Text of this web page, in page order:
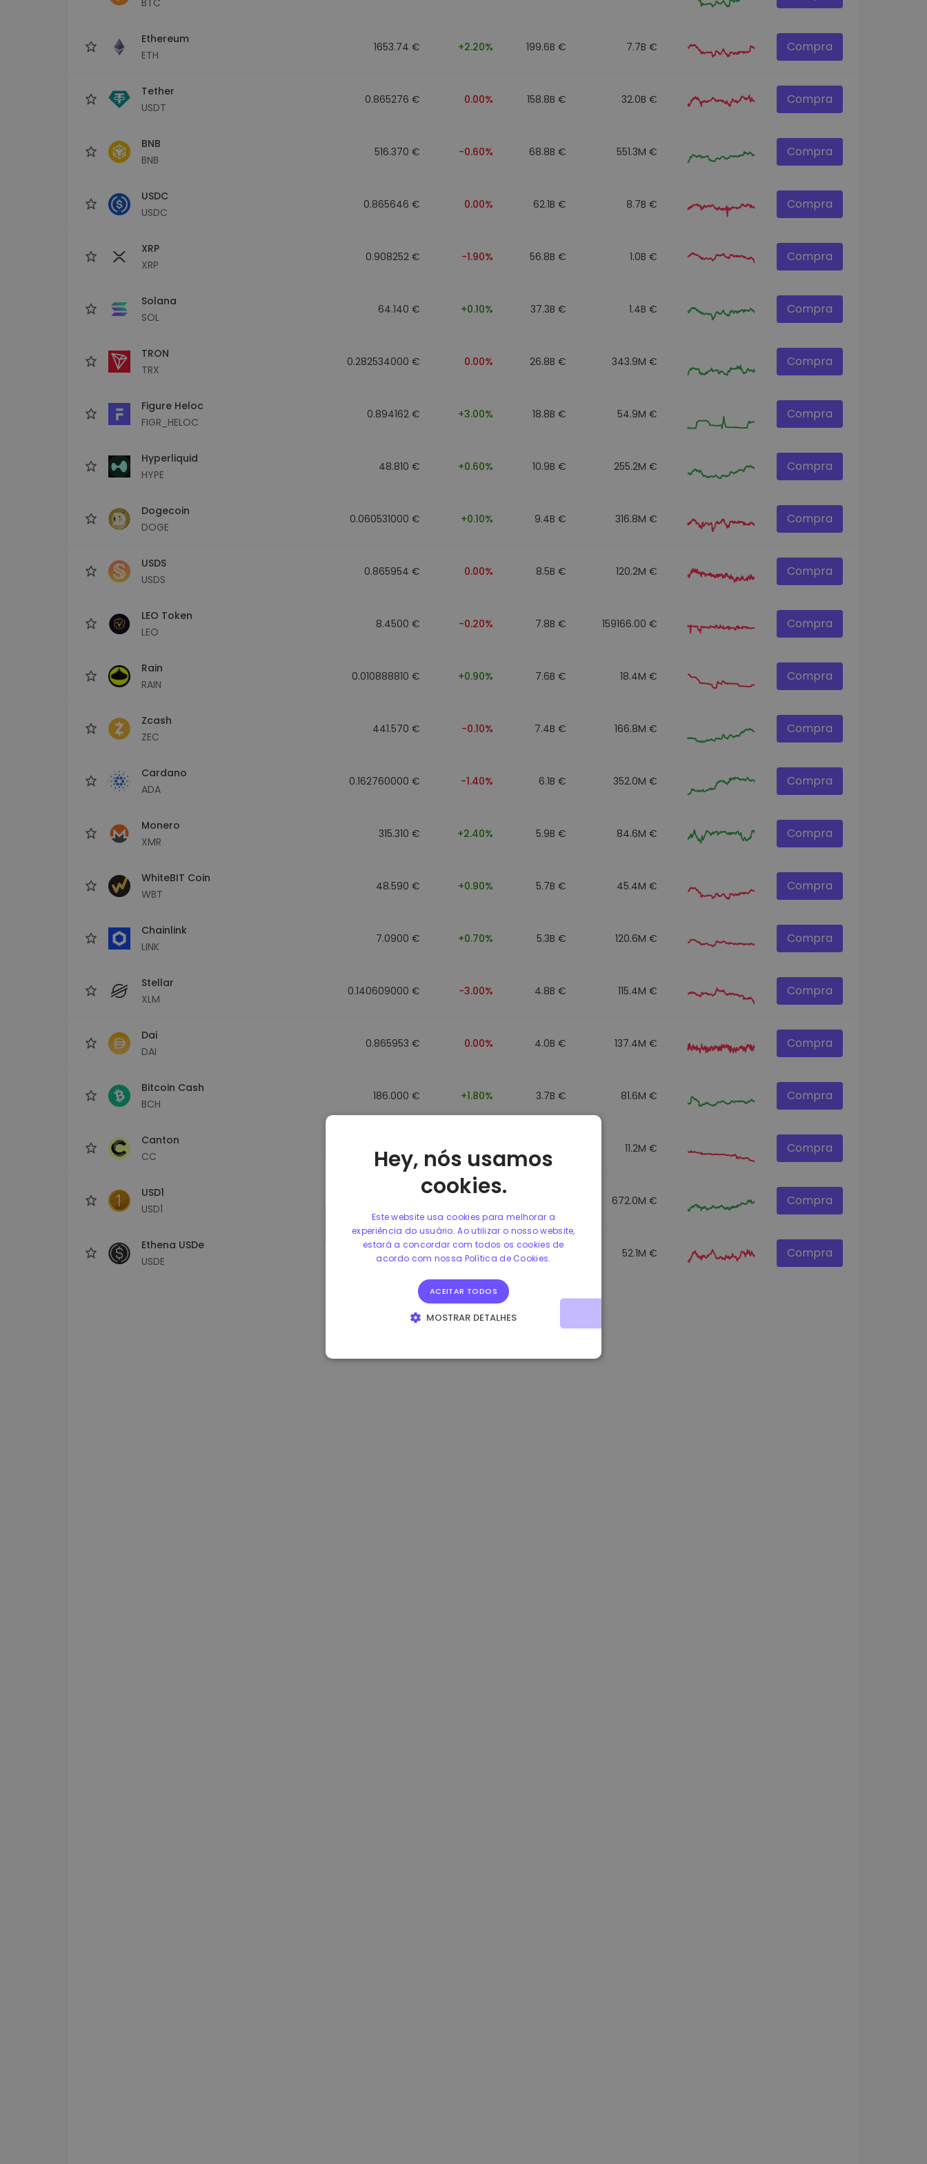
Ethereum
ETH
1653.74 € +2.20% 199.6B € 7.7B € Compra
Tether
USDT
0.865276 € 0.00% 158.8B € 32.0B € Compra
BNB
BNB
516.370 € -0.60% 68.8B € 551.3M € Compra
USDC
USDC
0.865646 € 0.00% 62.1B € 8.7B € Compra
XRP
XRP
0.908252 € -1.90% 56.8B € 1.0B € Compra
Solana
SOL
64.140 € +0.10% 37.3B € 1.4B € Compra
TRON
TRX
0.282534000 € 0.00% 26.8B € 343.9M € Compra
Figure Heloc
FIGR_HELOC
0.894162 € +3.00% 18.8B € 54.9M € Compra
Hyperliquid
HYPE
48.810 € +0.60% 10.9B € 255.2M € Compra
Dogecoin
DOGE
0.060531000 € +0.10% 9.4B € 316.8M € Compra
USDS
USDS
0.865954 € 0.00% 8.5B € 120.2M € Compra
LEO Token
LEO
8.4500 € -0.20% 7.8B € 159166.00 € Compra
Rain
RAIN
0.010888810 € +0.90% 7.6B € 18.4M € Compra
Zcash
ZEC
441.570 € -0.10% 7.4B € 166.8M € Compra
Cardano
ADA
0.162760000 € -1.40% 6.1B € 352.0M € Compra
Monero
XMR
315.310 € +2.40% 5.9B € 84.6M € Compra
WhiteBIT Coin
WBT
48.590 € +0.90% 5.7B € 45.4M € Compra
Chainlink
LINK
7.0900 € +0.70% 5.3B € 120.6M € Compra
Stellar
XLM
0.140609000 € -3.00% 4.8B € 115.4M € Compra
Dai
DAI
0.865953 € 0.00% 4.0B € 137.4M € Compra
Bitcoin Cash
BCH
186.000 € +1.80% 3.7B € 81.6M € Compra
Canton
CC
11.2M € Compra
USD1
USD1
672.0M € Compra
Ethena USDe
USDE
0.865660 € 0.00% 3.4B € 52.1M € Compra
Hey, nós usamos
cookies.
Este website usa cookies para melhorar a
experiência do usuário. Ao utilizar o nosso website,
estará a concordar com todos os cookies de
acordo com nossa Política de Cookies.
ACEITAR TODOS
MOSTRAR DETALHES